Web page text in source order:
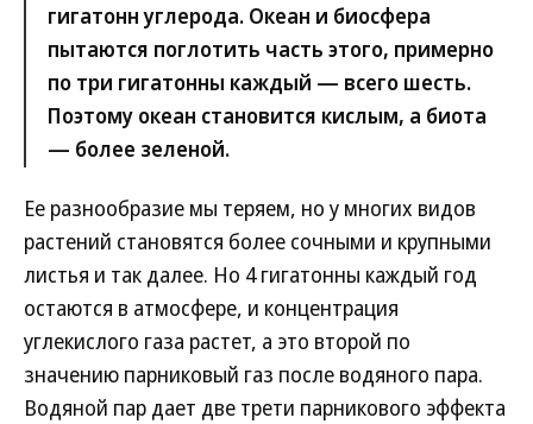
гигатонн углерода. Океан и биосфера
пытаются поглотить часть этого, примерно
по три гигатонны каждый — всего шесть.
Поэтому океан становится кислым, а биота
— более зеленой.
Ее разнообразие мы теряем, но у многих видов
растений становятся более сочными и крупными
листья и так далее. Но 4 гигатонны каждый год
остаются в атмосфере, и концентрация
углекислого газа растет, а это второй по
значению парниковый газ после водяного пара.
Водяной пар дает две трети парникового эффекта